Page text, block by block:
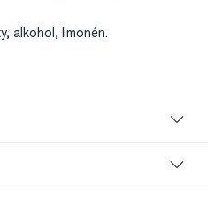
alkohol, limonén.